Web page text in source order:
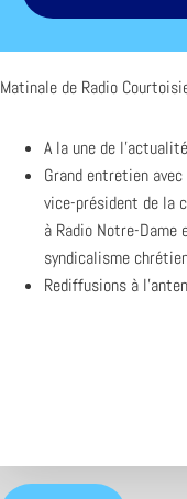
Matinale de Radio
A la une de l’actualité
Grand entretien avec
vice-président de la
à Radio Notre-Dame
syndicalisme
Rediffusions à